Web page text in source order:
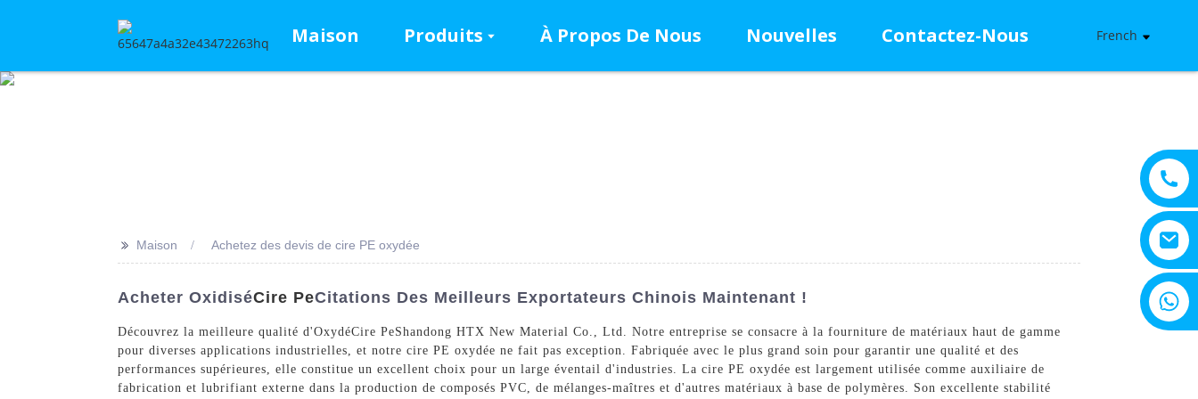
Maison Produits À Propos De Nous Nouvelles Contactez-Nous French
>> Maison Achetez des devis de cire PE oxydée
Acheter OxidiséCire PeCitations Des Meilleurs Exportateurs Chinois Maintenant !
Découvrez la meilleure qualité d'OxydéCire PeShandong HTX New Material Co., Ltd. Notre entreprise se consacre à la fourniture de matériaux haut de gamme
pour diverses applications industrielles, et notre cire PE oxydée ne fait pas exception. Fabriquée avec le plus grand soin pour garantir une qualité et des
performances supérieures, elle constitue un excellent choix pour un large éventail d'industries. La cire PE oxydée est largement utilisée comme auxiliaire de
fabrication et lubrifiant externe dans la production de composés PVC, de mélanges-maîtres et d'autres matériaux à base de polymères. Son excellente stabilité